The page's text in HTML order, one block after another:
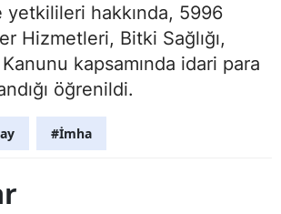
yetkilileri hakkında, 5996
Hizmetleri, Bitki Sağlığı,
kapsamında idari para
öğrenildi.
#İmha